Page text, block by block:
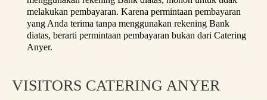
melakukan pembayaran. Karena permintaan pembayaran
yang Anda terima tanpa menggunakan rekening Bank
diatas, berarti permintaan pembayaran bukan dari Catering
Anyer.
VISITORS CATERING ANYER